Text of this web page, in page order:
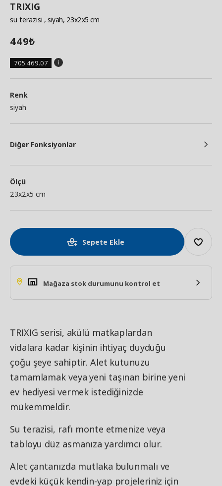
TRIXIG
su terazisi , siyah, 23x2x5 cm
449₺
705.469.07
Renk
siyah
Diğer Fonksiyonlar
Ölçü
23x2x5 cm
Sepete Ekle
Mağaza stok durumunu kontrol et
TRIXIG serisi, akülü matkaplardan
vidalara kadar kişinin ihtiyaç duyduğu
çoğu şeye sahiptir. Alet kutunuzu
tamamlamak veya yeni taşınan birine yeni
ev hediyesi vermek istediğinizde
mükemmeldir.
Su terazisi, rafı monte etmenize veya
tabloyu düz asmanıza yardımcı olur.
Alet çantanızda mutlaka bulunmalı ve
evdeki küçük kendin-yap projeleriniz için